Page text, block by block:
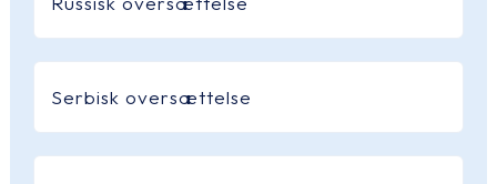
Serbisk oversættelse